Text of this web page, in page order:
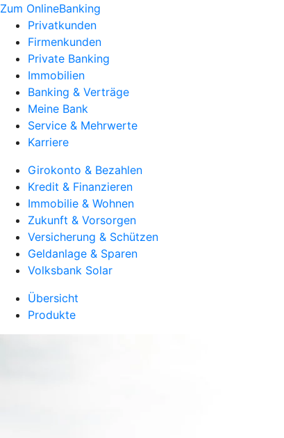
Zum OnlineBanking
Privatkunden
Firmenkunden
Private Banking
Immobilien
Banking & Verträge
Meine Bank
Service & Mehrwerte
Karriere
Girokonto & Bezahlen
Kredit & Finanzieren
Immobilie & Wohnen
Zukunft & Vorsorgen
Versicherung & Schützen
Geldanlage & Sparen
Volksbank Solar
Übersicht
Produkte